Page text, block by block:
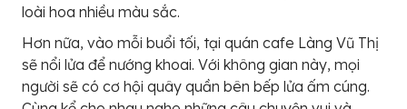
loài hoa nhiều màu sắc.
Hơn nữa, vào mỗi buổi tối, tại quán cafe Làng Vũ Thị
sẽ nổi lửa để nướng khoai. Với không gian này, mọi
người sẽ có cơ hội quây quần bên bếp lửa ấm cúng.